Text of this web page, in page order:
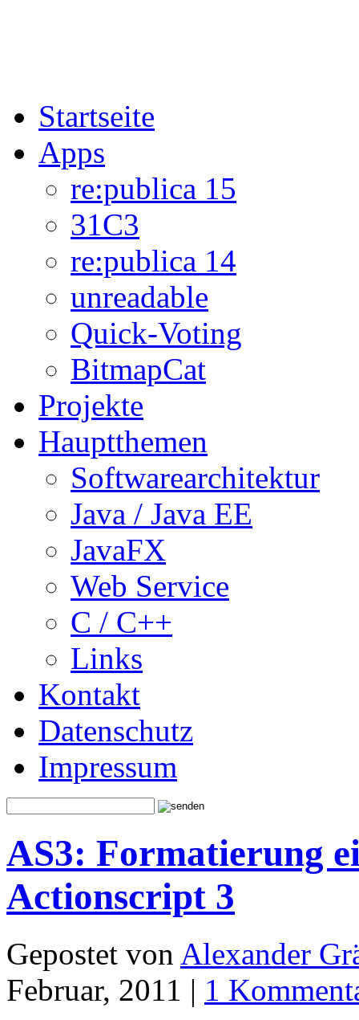
Startseite
Apps
re:publica 15
31C3
re:publica 14
unreadable
Quick-Voting
BitmapCat
Projekte
Hauptthemen
Softwarearchitektur
Java / Java EE
JavaFX
Web Service
C / C++
Links
Kontakt
Datenschutz
Impressum
AS3: Formatierung
Actionscript 3
Gepostet von Alexander
Februar, 2011 | 1